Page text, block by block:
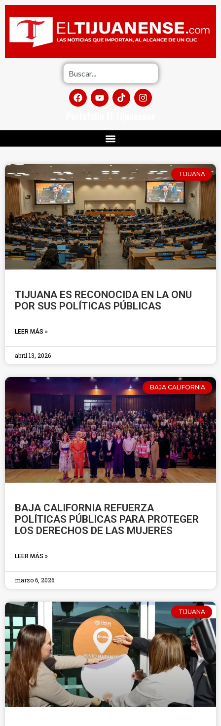
TIJUANA
TIJUANA ES RECONOCIDA EN LA ONU
POR SUS POLÍTICAS PÚBLICAS
LEER MÁS »
abril 13, 2026
BAJA CALIFORNIA
BAJA CALIFORNIA REFUERZA
POLÍTICAS PÚBLICAS PARA PROTEGER
LOS DERECHOS DE LAS MUJERES
LEER MÁS »
marzo 6, 2026
TIJUANA